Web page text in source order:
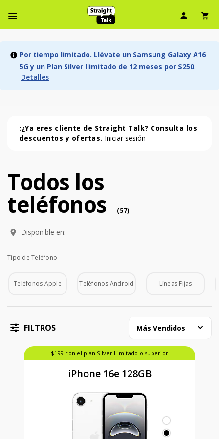
Menú de barra de navegación
Ícono
Por tiempo limitado. Llévate un Samsung Galaxy A16
5G y un Plan Silver Ilimitado de 12 meses por $250.
Detalles
:¿Ya eres cliente de Straight Talk? Consulta los
descuentos y ofertas. Iniciar sesión
Todos los teléfonos (57 phone )
Todos los
teléfonos (57)
Disponible en:
Tipo de Teléfono
Teléfonos Apple Teléfonos Android Líneas Fijas
FILTROS Más Vendidos
$199 con el plan Silver Ilimitado o superior
iPhone 16e 128GB